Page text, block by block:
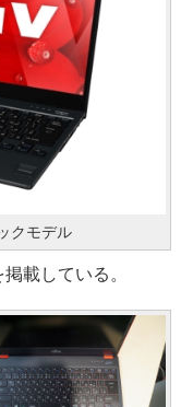
クモデル
載している。